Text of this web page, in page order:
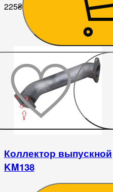
225₴
Коллектор выпускной
KM138